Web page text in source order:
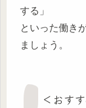
する」
といった働き
ましょう。
＜おす